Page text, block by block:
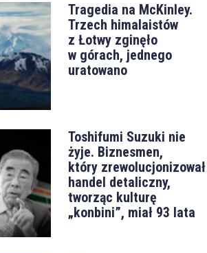
Tragedia na McKinley.
Trzech himalaistów
z Łotwy zginęło
w górach, jednego
uratowano
Toshifumi Suzuki nie
żyje. Biznesmen,
który zrewolucjonizował
handel detaliczny,
tworząc kulturę
„konbini”, miał 93 lata